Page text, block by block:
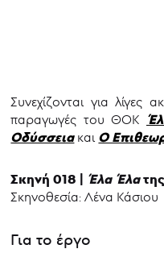
Συνεχίζονται για λίγες
παραγωγές του ΘΟΚ
Οδύσσειακαι Ο
Σκηνή 018 | Έλα Έλα
Σκηνοθεσία: Λένα Κάσιου
Για το έργο